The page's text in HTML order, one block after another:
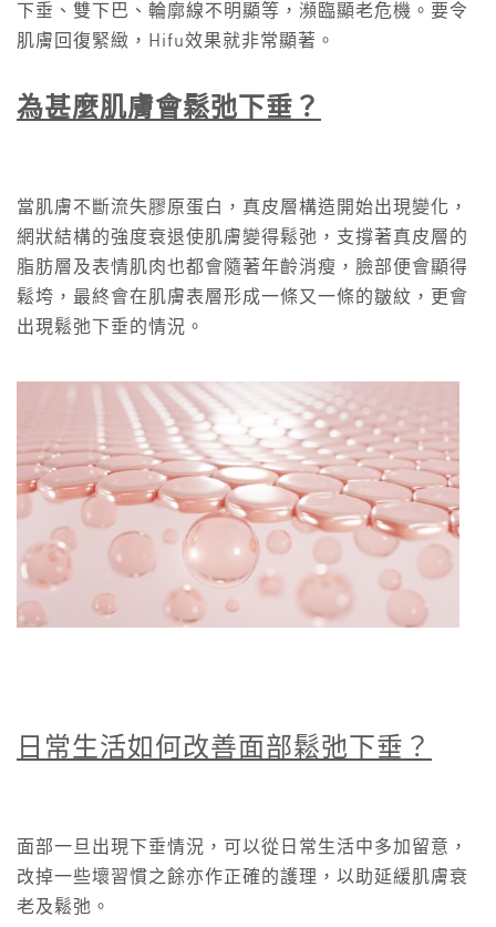
下垂、雙下巴、輪廓線不明顯等，瀕臨顯老危機。要令
肌膚回復緊緻，Hifu效果就非常顯著。
為甚麼肌膚會鬆弛下垂？
當肌膚不斷流失膠原蛋白，真皮層構造開始出現變化，
網狀結構的強度衰退使肌膚變得鬆弛，支撐著真皮層的
脂肪層及表情肌肉也都會隨著年齡消瘦，臉部便會顯得
鬆垮，最終會在肌膚表層形成一條又一條的皺紋，更會
出現鬆弛下垂的情況。
日常生活如何 改善面部鬆弛下垂？
面部一旦出現下垂情況，可以從日常生活中多加留意，
改掉一些壞習慣之餘亦作正確的護理，以助延緩肌膚衰
老及鬆弛。